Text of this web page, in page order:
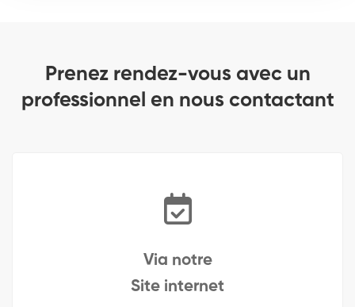
Prenez rendez-vous avec un
professionnel en nous contactant
Via notre
Site internet